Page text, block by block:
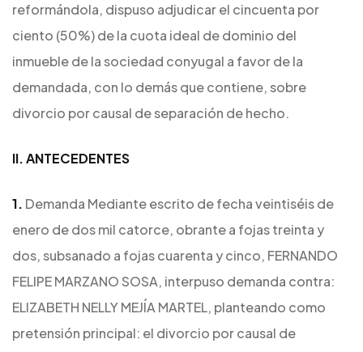
reformándola, dispuso adjudicar el cincuenta por
ciento (50%) de la cuota ideal de dominio del
inmueble de la sociedad conyugal a favor de la
demandada, con lo demás que contiene, sobre
divorcio por causal de separación de hecho.
II. ANTECEDENTES
1. Demanda Mediante escrito de fecha veintiséis de
enero de dos mil catorce, obrante a fojas treinta y
dos, subsanado a fojas cuarenta y cinco, FERNANDO
FELIPE MARZANO SOSA, interpuso demanda contra:
ELIZABETH NELLY MEJÍA MARTEL, planteando como
pretensión principal: el divorcio por causal de